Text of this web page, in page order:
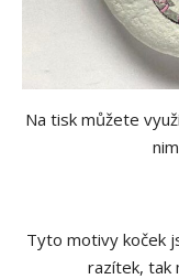
Na tisk můžete
Tyto motivy koček
razítek, tak